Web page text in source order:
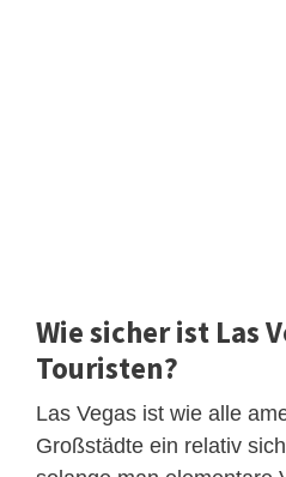
Wie sicher ist Las
Touristen?
Las Vegas ist wie alle
Großstädte ein relativ